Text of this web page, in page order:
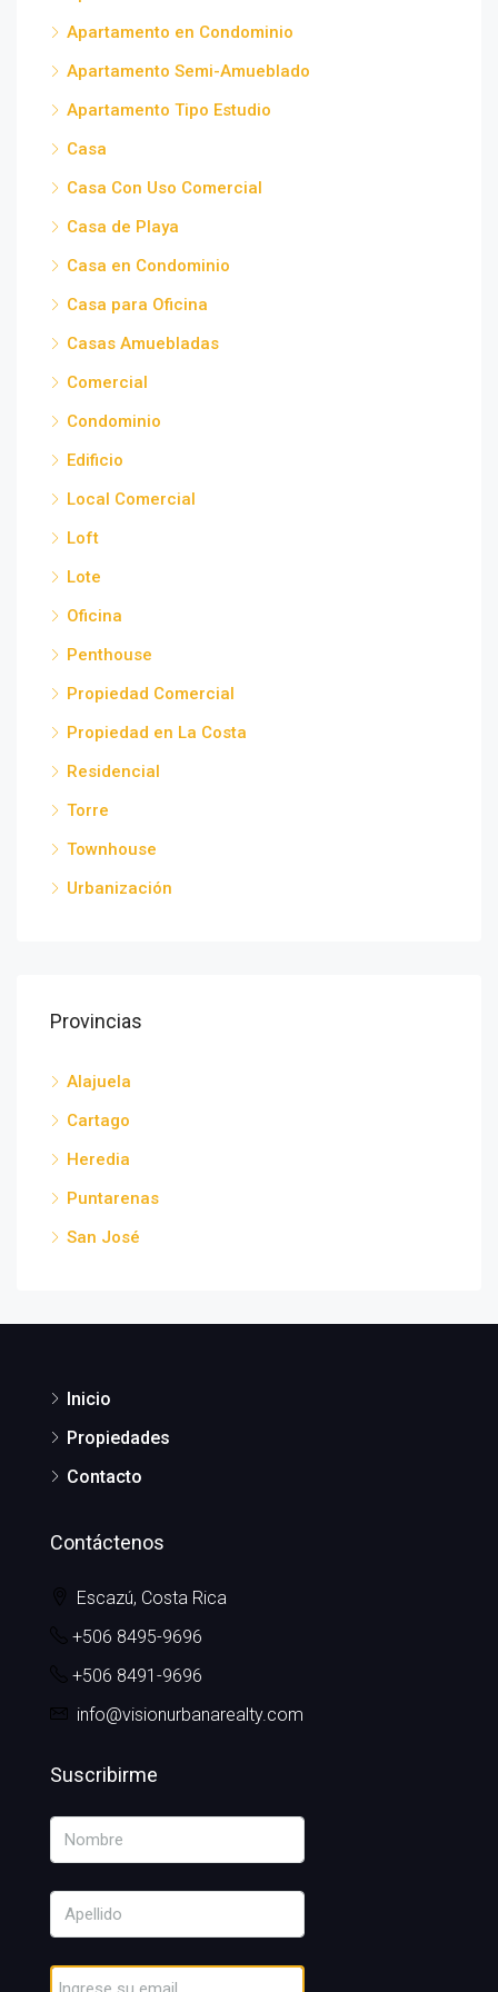
Apartamento en Condominio
Apartamento Semi-Amueblado
Apartamento Tipo Estudio
Casa
Casa Con Uso Comercial
Casa de Playa
Casa en Condominio
Casa para Oficina
Casas Amuebladas
Comercial
Condominio
Edificio
Local Comercial
Loft
Lote
Oficina
Penthouse
Propiedad Comercial
Propiedad en La Costa
Residencial
Torre
Townhouse
Urbanización
Provincias
Alajuela
Cartago
Heredia
Puntarenas
San José
Inicio
Propiedades
Contacto
Contáctenos
Escazú, Costa Rica
+506 8495-9696
+506 8491-9696
info@visionurbanarealty.com
Suscribirme